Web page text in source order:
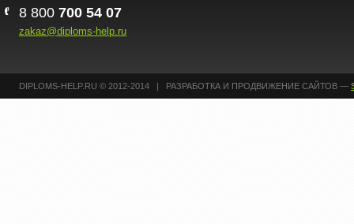
8 800 700 54 07
zakaz@diploms-help.ru
DIPLOMS-HELP.RU © 2012-2014 | РАЗРАБОТКА И ПРОДВИЖЕНИЕ САЙТОВ —